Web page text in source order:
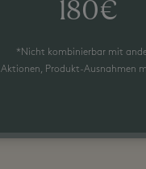
180€
*Nicht kombinierbar mit
Aktionen, Produkt-Ausnahmen